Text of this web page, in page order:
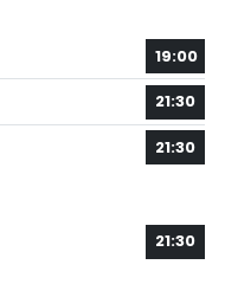
19:00
21:30
21:30
21:30